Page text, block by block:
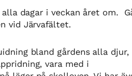
dagar i veckan året om.
vid Järvafältet.
bland gårdens alla
vara med i